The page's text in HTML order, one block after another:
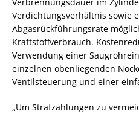
Verdichtungsverhältnis sowie
Abgasrückführungsrate
Kraftstoffverbrauch.
Verwendung einer
einzelnen obenliegenden
Ventilsteuerung und einer
„Um Strafzahlungen zu